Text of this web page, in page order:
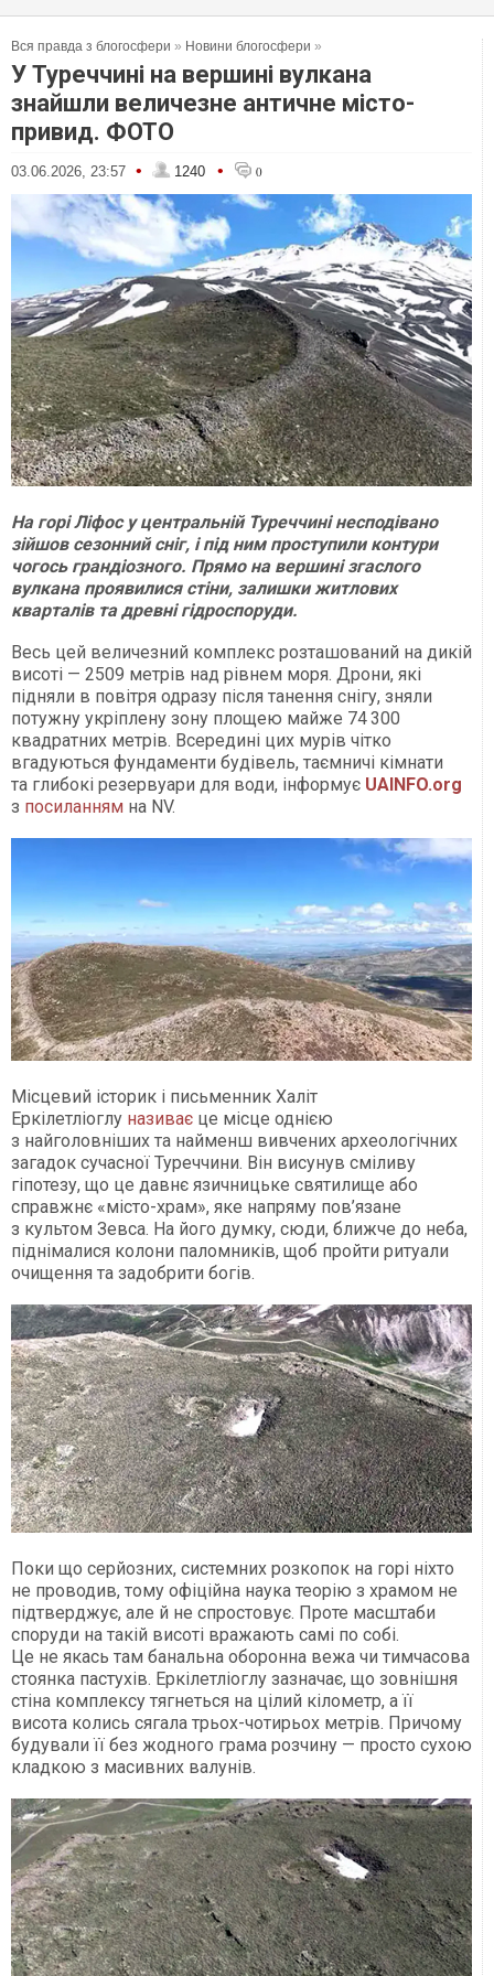
Вся правда з блогосфери » Новини блогосфери »
У Туреччині на вершині вулкана
знайшли величезне античне місто-
привид. ФОТО
03.06.2026, 23:57 • 1240 • 0
На горі Ліфос у центральній Туреччині несподівано
зійшов сезонний сніг, і під ним проступили контури
чогось грандіозного. Прямо на вершині згаслого
вулкана проявилися стіни, залишки житлових
кварталів та древні гідроспоруди.
Весь цей величезний комплекс розташований на дикій
висоті — 2509 метрів над рівнем моря. Дрони, які
підняли в повітря одразу після танення снігу, зняли
потужну укріплену зону площею майже 74 300
квадратних метрів. Всередині цих мурів чітко
вгадуються фундаменти будівель, таємничі кімнати
та глибокі резервуари для води, інформує UAINFO.org
з посиланням на NV.
Місцевий історик і письменник Халіт
Еркілетліоглу називає це місце однією
з найголовніших та найменш вивчених археологічних
загадок сучасної Туреччини. Він висунув сміливу
гіпотезу, що це давнє язичницьке святилище або
справжнє «місто-храм», яке напряму пов’язане
з культом Зевса. На його думку, сюди, ближче до неба,
піднімалися колони паломників, щоб пройти ритуали
очищення та задобрити богів.
Поки що серйозних, системних розкопок на горі ніхто
не проводив, тому офіційна наука теорію з храмом не
підтверджує, але й не спростовує. Проте масштаби
споруди на такій висоті вражають самі по собі.
Це не якась там банальна оборонна вежа чи тимчасова
стоянка пастухів. Еркілетліоглу зазначає, що зовнішня
стіна комплексу тягнеться на цілий кілометр, а її
висота колись сягала трьох-чотирьох метрів. Причому
будували її без жодного грама розчину — просто сухою
кладкою з масивних валунів.